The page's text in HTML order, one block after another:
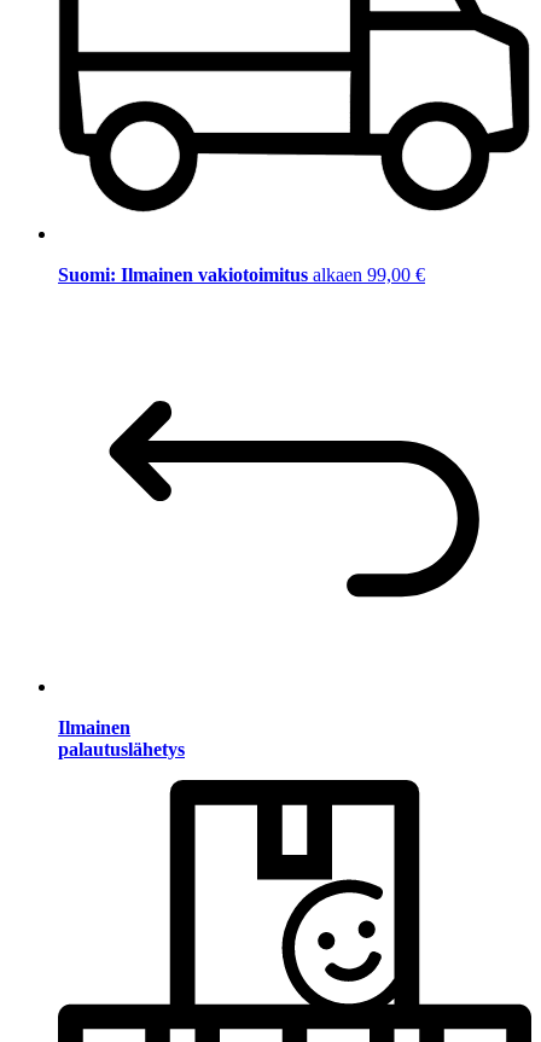
Suomi: Ilmainen vakiotoimitus alkaen 99,00 €
Ilmainen
palautuslähetys